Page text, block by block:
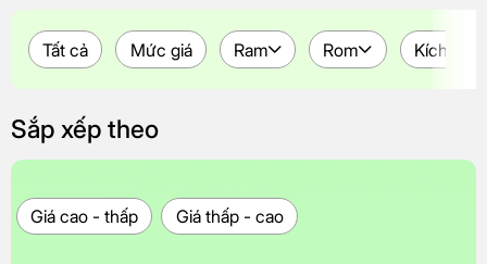
Tất cả Mức giá Ram Rom Kích
Sắp xếp theo
Giá cao - thấp Giá thấp - cao